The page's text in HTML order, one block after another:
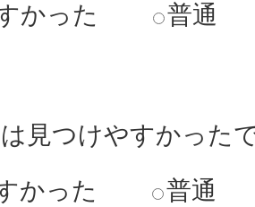
かった
普通
見つけやすかった
かった
普通